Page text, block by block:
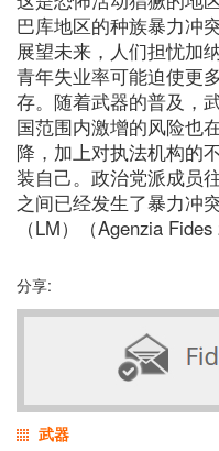
巴库地区的种族暴力冲
展望未来，人们担忧加
青年失业率可能迫使更
存。随着武器的普及，
国范围内激增的风险也
降，加上对执法机构的
装自己。政治党派成员
之间已经发生了暴力冲突
（LM）（Agenzia Fides
分享:
武器